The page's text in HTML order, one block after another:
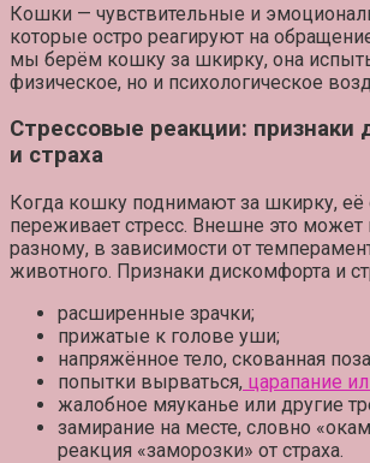
Кошки — чувствительные и
которые остро реагируют на
мы берём кошку за шкирку, она
физическое, но и психологическое
Стрессовые реакции: признаки
и страха
Когда кошку поднимают за шкирку, её
переживает стресс. Внешне это может
разному, в зависимости от
животного. Признаки дискомфорта и
расширенные зрачки;
прижатые к голове уши;
напряжённое тело, скованная
попытки вырваться, царапание
жалобное мяуканье или другие
замирание на месте, словно
реакция «заморозки» от страха.